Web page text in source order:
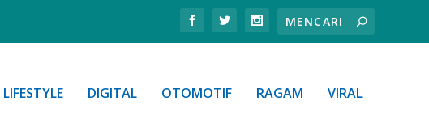
LIFESTYLE DIGITAL OTOMOTIF RAGAM VIRAL